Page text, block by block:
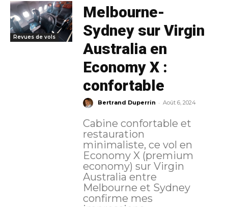
Revues de vols
Melbourne-
Sydney sur Virgin
Australia en
Economy X :
confortable
Bertrand Duperrin - Août 6, 2024
Cabine confortable et
restauration
minimaliste, ce vol en
Economy X (premium
economy) sur Virgin
Australia entre
Melbourne et Sydney
confirme mes